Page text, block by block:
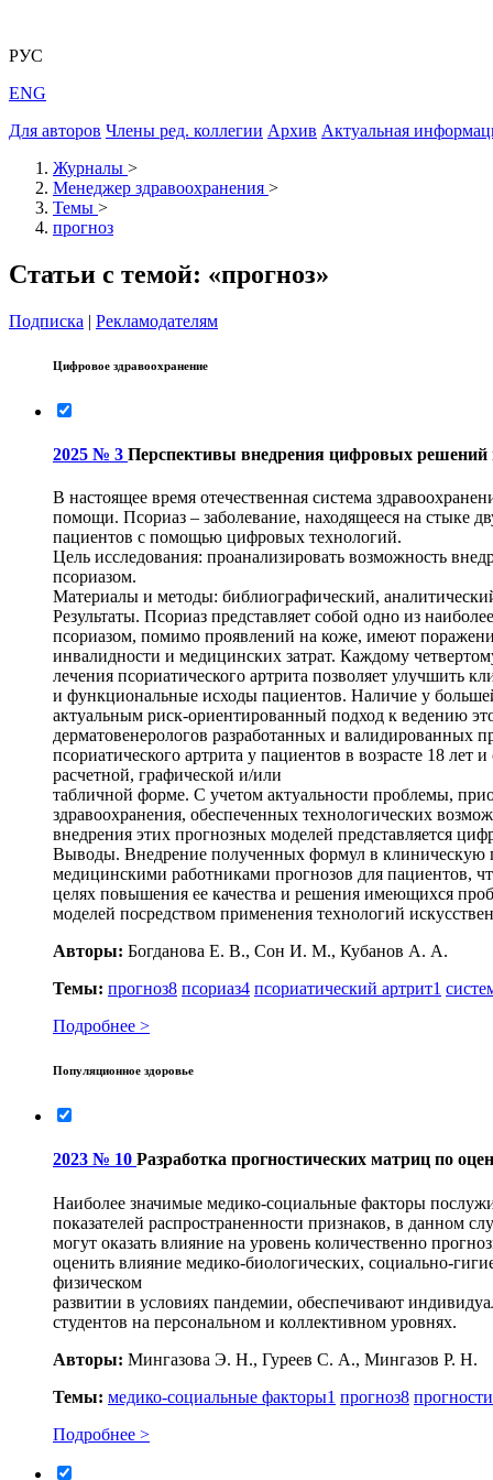
РУС
ENG
Для авторов Члены ред. коллегии Архив Актуальная
Журналы >
Менеджер здравоохранения >
Темы >
прогноз
Статьи с темой: «прогноз»
Подписка | Рекламодателям
Цифровое здравоохранение
2025 № 3 Перспективы внедрения цифровых решений
В настоящее время отечественная система
помощи. Псориаз – заболевание, находящееся на стыке
пациентов с помощью цифровых технологий.
Цель исследования: проанализировать возможность
псориазом.
Материалы и методы: библиографический,
Результаты. Псориаз представляет собой одно из
псориазом, помимо проявлений на коже, имеют
инвалидности и медицинских затрат. Каждому
лечения псориатического артрита позволяет улучшить
и функциональные исходы пациентов. Наличие у
актуальным риск-ориентированный подход к ведению
дерматовенерологов разработанных и валидированных
псориатического артрита у пациентов в возрасте 18
расчетной, графической и/или
табличной форме. С учетом актуальности проблемы,
здравоохранения, обеспеченных технологических
внедрения этих прогнозных моделей представляется
Выводы. Внедрение полученных формул в клиническую
медицинскими работниками прогнозов для пациентов,
целях повышения ее качества и решения имеющихся
моделей посредством применения технологий
Авторы: Богданова Е. В., Сон И. М., Кубанов А. А.
Темы: прогноз8 псориаз4 псориатический артрит1
Подробнее >
Популяционное здоровье
2023 № 10 Разработка прогностических матриц по
Наиболее значимые медико-социальные факторы
показателей распространенности признаков, в данном
могут оказать влияние на уровень количественно
оценить влияние медико-биологических, социально-
физическом
развитии в условиях пандемии, обеспечивают
студентов на персональном и коллективном уровнях.
Авторы: Мингазова Э. Н., Гуреев С. А., Мингазов Р. Н.
Темы: медико-социальные факторы1 прогноз8
Подробнее >